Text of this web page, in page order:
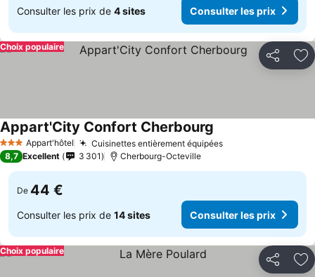
Consulter les prix de 4 sites Consulter les prix
Partager
Choix populaire
3 ÉtoilesAppart'hôtel Cuisinettes entièrement équipées
Appart'City Confort Cherbourg
8,7 Excellent 3 301 Cherbourg-Octeville
De 44 €
Consulter les prix de 14 sites Consulter les prix
Partager
Choix populaire